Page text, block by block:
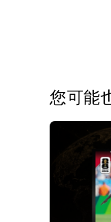
您可能